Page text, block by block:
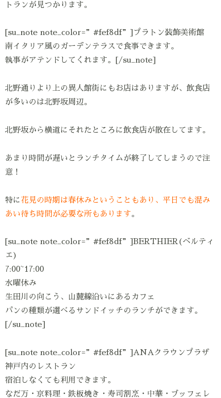
トランが見つかります。
[su_note note_color=”#fef8df”]プラトン装飾美術館
南イタリア風のガーデンテラスで食事できます。
執事がアテンドしてくれます。[/su_note]
北野通りより上の異人館街にもお店はありますが、飲食店
が多いのは北野坂周辺。
北野坂から横道にそれたところに飲食店が散在してます。
あまり時間が遅いとランチタイムが終了してしまうので注
意！
特に花見の時期は春休みということもあり、平日でも混み
あい待ち時間が必要な所もあります。
[su_note note_color=”#fef8df”]BERTHIER(ベルティ
エ)
7:00~17:00
水曜休み
生田川の向こう、山麓線沿いにあるカフェ
パンの種類が選べるサンドイッチのランチができます。
[/su_note]
[su_note note_color=”#fef8df”]ANAクラウンプラザ
神戸内のレストラン
宿泊しなくても利用できます。
なだ万・京料理・鉄板焼き・寿司割烹・中華・ブッフェレ